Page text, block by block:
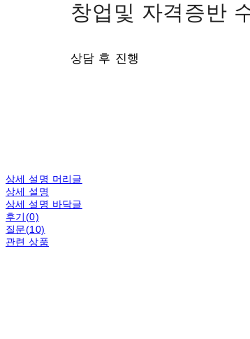
창업및 자격증반
상담 후 진행
상세 설명 머리글
상세 설명
상세 설명 바닥글
후기(0)
질문(10)
관련 상품